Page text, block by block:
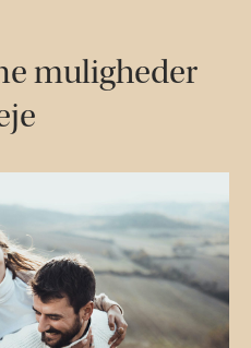
muligheder